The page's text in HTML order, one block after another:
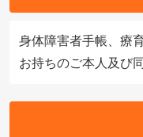
身体障害者手帳、療
お持ちのご本人及び